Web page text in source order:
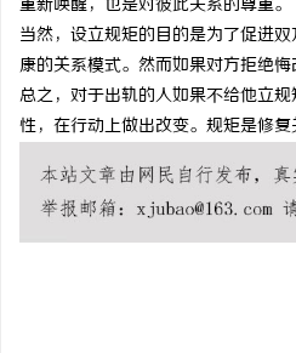
重新唤醒，也是对彼此关系的尊重。
当然，设立规矩的目的是为了促进
康的关系模式。然而如果对方拒绝
总之，对于出轨的人如果不给他立
性，在行动上做出改变。规矩是修